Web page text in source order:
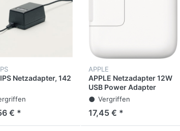
Netzadapter, 142
€ *
APPLE
APPLE Netzadapter 12W
USB Power Adapter
Vergriffen
17,45 € *